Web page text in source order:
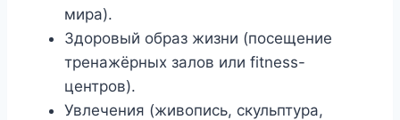
мира).
Здоровый образ жизни (посещение
тренажёрных залов или fitness-
центров).
Увлечения (живопись, скульптура,